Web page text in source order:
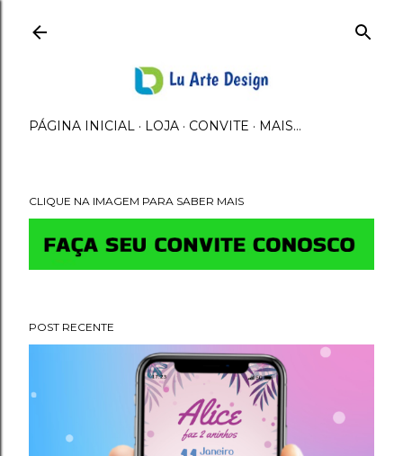
PÁGINA INICIAL LOJA CONVITE MAIS…
CLIQUE NA IMAGEM PARA SABER MAIS
POST RECENTE